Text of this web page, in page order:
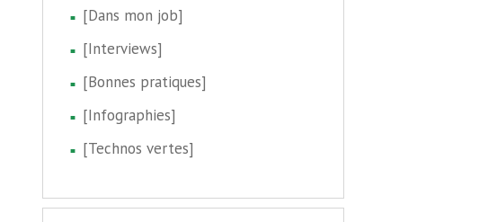
[Dans mon job]
[Interviews]
[Bonnes pratiques]
[Infographies]
[Technos vertes]